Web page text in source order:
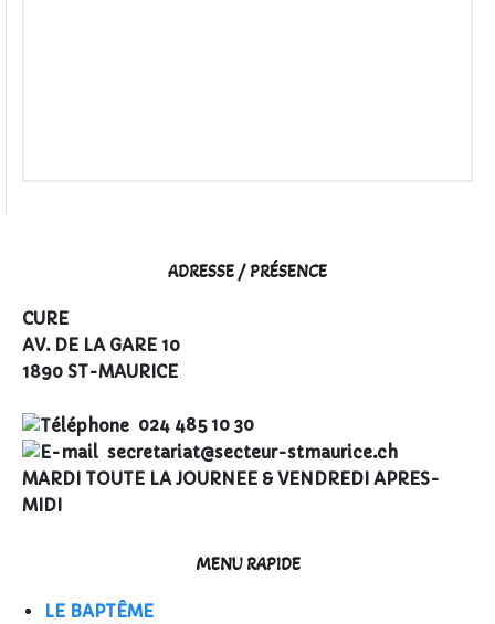
ADRESSE / PRÉSENCE
CURE
AV. DE LA GARE 10
1890 ST-MAURICE
024 485 10 30
secretariat@secteur-stmaurice.ch
MARDI TOUTE LA JOURNEE & VENDREDI APRES-
MIDI
MENU RAPIDE
LE BAPTÊME